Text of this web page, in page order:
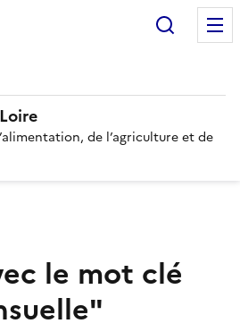
de l’agriculture et de
le mot clé